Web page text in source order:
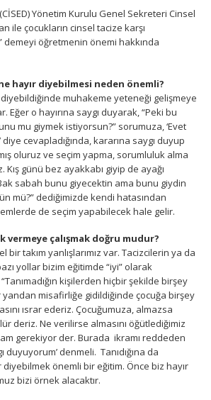
Yönetim Kurulu Genel Sekreteri Cinsel
ile çocukların cinsel tacize karşı
demeyi öğretmenin önemi hakkında
hayır diyebilmesi neden önemli?
muhakeme yeteneği gelişmeye
Eğer o hayırına saygı duyarak, “Peki bu
mu giymek istiyorsun?” sorumuza, ‘Evet
cevapladığında, kararına saygı duyup
oluruz ve seçim yapma, sorumluluk alma
günü bez ayakkabı giyip de ayağı
sabah bunu giyecektin ama bunu giydin
mü?” dediğimizde kendi hatasından
de seçim yapabilecek hale gelir.
vermeye çalışmak doğru mudur?
takım yanlışlarımız var. Tacizcilerin ya da
yollar bizim eğitimde “iyi” olarak
kişilerden hiçbir şekilde birşey
yandan misafirliğe gidildiğinde çocuğa birşey
ısrar ederiz. Çocuğumuza, almazsa
deriz. Ne verilirse almasını öğütlediğimiz
gerekiyor der. Burada ikramı reddeden
duyuyorum’ denmeli. Tanıdığına da
diyebilmek önemli bir eğitim. Önce biz hayır
bizi örnek alacaktır.